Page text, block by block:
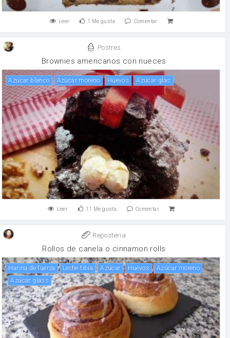
Leer 1 Me gusta Comentar
Postres
Brownies americanos con nueces
Azúcar blanco Azúcar moreno huevos azúcar glas
Leer 11 Me gusta Comentar
Reposteria
Rollos de canela o cinnamon rolls
harina de fuerza Leche tibia Azúcar huevos
Azúcar moreno
Azúcar glass